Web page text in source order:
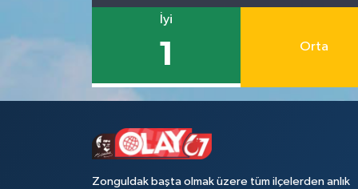
İyi
1 Orta
Zonguldak başta olmak üzere tüm ilçelerden anlık